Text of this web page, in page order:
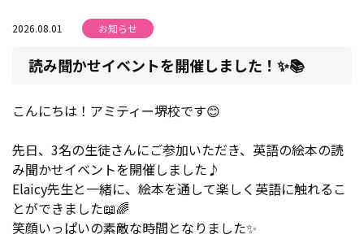
2026.08.01 お知らせ
読み聞かせイベントを開催しました！✨📚
こんにちは！アミティー堺校です😊
先日、3名の生徒さんにご参加いただき、英語の絵本の読
み聞かせイベントを開催しました♪
Elaicy先生と一緒に、絵本を通して楽しく英語に触れるこ
とができました📖🌈
笑顔いっぱいの素敵な時間となりました✨